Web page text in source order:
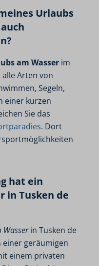
Urlaubs
am Wasser im
Arten von
Segeln,
einer kurzen
Sie das
. Dort
hat ein
in Tusken de
Wasserin Tusken de
einer geräumigen
einem privaten